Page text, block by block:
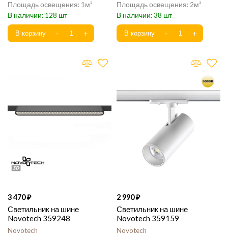
1
128
2
38
3 470
Светильник на шине
Novotech 359248
Novotech
2 990
Светильник на шине
Novotech 359159
Novotech